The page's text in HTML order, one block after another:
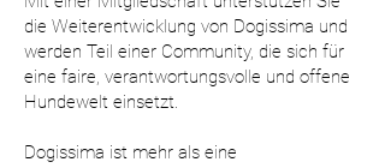
die Weiterentwicklung von Dogissima und
werden Teil einer Community, die sich für
eine faire, verantwortungsvolle und offene
Hundewelt einsetzt.
Dogissima ist mehr als eine